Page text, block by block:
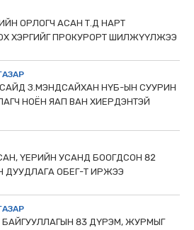
ОРЛОГЧ АСАН Т.Д НАРТ
ХЭРГИЙГ ПРОКУРОРТ ШИЛЖҮҮЛЖЭЭ
З.МЭНДСАЙХАН НҮБ-ЫН СУУРИН
НОЁН ЯАП ВАН ХИЕРДЭНТЭЙ
ҮЕРИЙН УСАНД БООГДСОН 82
ДУУДЛАГА ОБЕГ-Т ИРЖЭЭ
БАЙГУУЛЛАГЫН 83 ДҮРЭМ, ЖУРМЫГ